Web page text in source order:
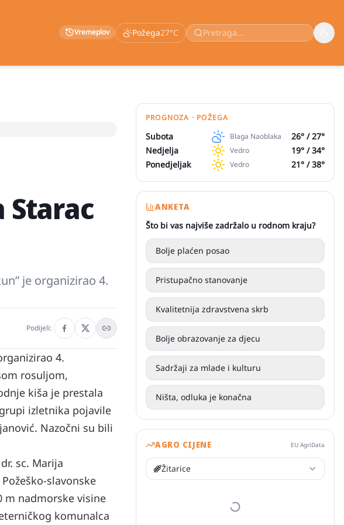
Vremeplov Požega27°C
je organizirao 4.
Podijeli:
4.
rosuljom,
kiša je prestala
izletnika pojavile
Nazočni su bili
sc. Marija
slavonske
m nadmorske visine
komunalca
PROGNOZA · POŽEGA
Subota Blaga Naoblaka 26° /27°
Nedjelja
Vedro 19° /34°
Ponedjeljak
Vedro 21° /38°
ANKETA
Što bi vas najviše zadržalo u rodnom kraju?
Bolje plaćen posao
Pristupačno stanovanje
Kvalitetnija zdravstvena skrb
Bolje obrazovanje za djecu
Sadržaji za mlade i kulturu
Ništa, odluka je konačna
AGRO CIJENE EU AgriData
Žitarice